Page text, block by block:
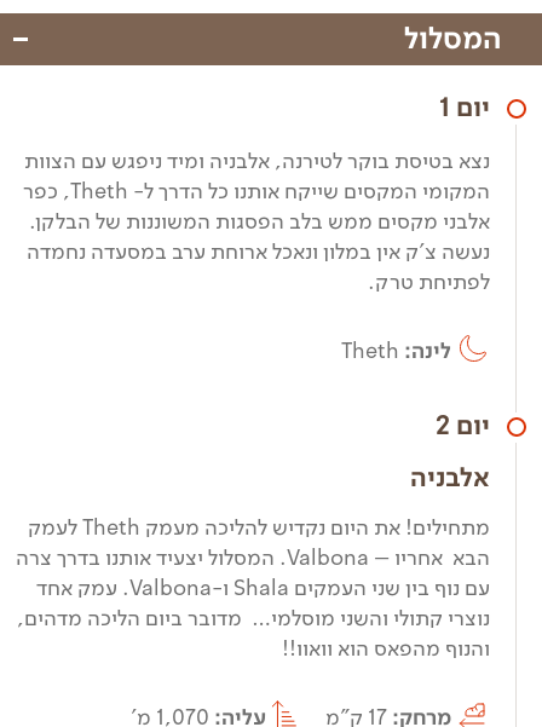
המסלול
יום 1
נצא בטיסת בוקר לטירנה, אלבניה ומיד ניפגש עם הצוות
המקומי המקסים שייקח אותנו כל הדרך ל- Theth, כפר
אלבני מקסים ממש בלב הפסגות המשוננות של הבלקן.
נעשה צ'ק אין במלון ונאכל ארוחת ערב במסעדה נחמדה
לפתיחת טרק.
לינה: Theth
יום 2
אלבניה
מתחילים! את היום נקדיש להליכה מעמק Theth לעמק
הבא אחריו – Valbona. המסלול יצעיד אותנו בדרך צרה
עם נוף בין שני העמקים Shala ו-Valbona. עמק אחד
נוצרי קתולי והשני מוסלמי… מדובר ביום הליכה מדהים,
והנוף מהפאס הוא וואוו!!
מרחק:17 ק"מ עליה: 1,070 מ'